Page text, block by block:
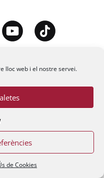
lloc web i el nostre servei.
de Cookies